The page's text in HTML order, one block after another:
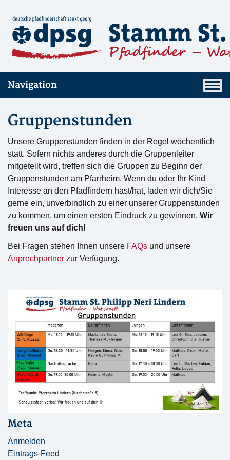
Navigation
Gruppenstunden
Unsere Gruppenstunden finden in der Regel wöchentlich
statt. Sofern nichts anderes durch die Gruppenleiter
mitgeteilt wird, treffen sich die Gruppen zu Beginn der
Gruppenstunden am Pfarrheim. Wenn du oder Ihr Kind
Interesse an den Pfadfindern hast/hat, laden wir dich/Sie
gerne ein, unverbindlich zu einer unserer Gruppenstunden
zu kommen, um einen ersten Eindruck zu gewinnen. Wir
freuen uns auf dich!
Bei Fragen stehen Ihnen unsere FAQs und unsere
Anprechpartner zur Verfügung.
Meta
Anmelden
Eintrags-Feed